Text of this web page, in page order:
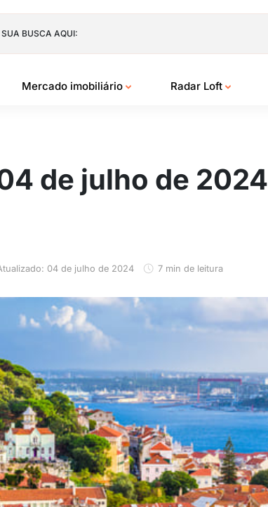
SUA BUSCA AQUI:
Mercado imobiliário Radar Loft
de julho de 2024
04 de julho de 2024 7 min de leitura